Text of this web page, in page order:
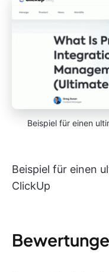
Beispiel für einen
Beispiel für einen
ClickUp